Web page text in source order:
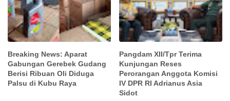
Breaking News: Aparat
Gabungan Gerebek Gudang
Berisi Ribuan Oli Diduga
Palsu di Kubu Raya
Pangdam XII/Tpr Terima
Kunjungan Reses
Perorangan Anggota Komisi
IV DPR RI Adrianus Asia
Sidot